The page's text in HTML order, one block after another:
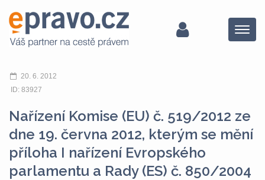
Menu
20. 6. 2012
ID: 83927
Nařízení Komise (EU) č. 519/2012 ze
dne 19. června 2012, kterým se mění
příloha I nařízení Evropského
parlamentu a Rady (ES) č. 850/2004